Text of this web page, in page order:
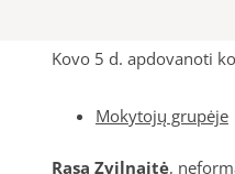
Kovo 5 d. apdovanoti
Mokytojų grupėje
Rasa Zvilnaitė,